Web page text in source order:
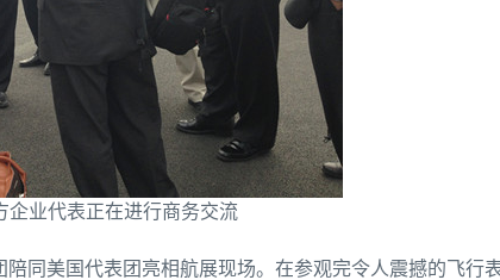
企业代表正在进行商务交流
同美国代表团亮相航展现场。在参观完令人震撼的飞行